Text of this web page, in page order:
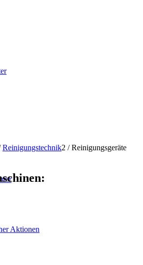
Aktionen
Reinigungstechnik2 / Reinigungsgeräte
: